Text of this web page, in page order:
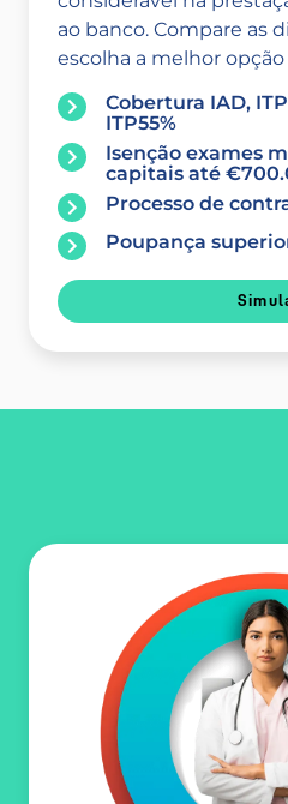
ao banco. Compare as
escolha a melhor opção
Cobertura IAD,
ITP55%
Isenção exames
capitais até
Processo de
Poupança